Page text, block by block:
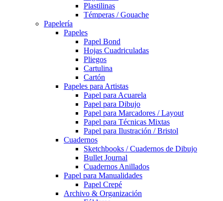
Plastilinas
Témperas / Gouache
Papelería
Papeles
Papel Bond
Hojas Cuadriculadas
Pliegos
Cartulina
Cartón
Papeles para Artistas
Papel para Acuarela
Papel para Dibujo
Papel para Marcadores / Layout
Papel para Técnicas Mixtas
Papel para Ilustración / Bristol
Cuadernos
Sketchbooks / Cuadernos de Dibujo
Bullet Journal
Cuadernos Anillados
Papel para Manualidades
Papel Crepé
Archivo & Organización